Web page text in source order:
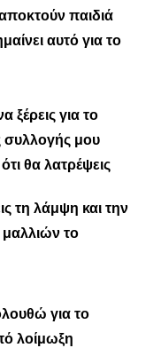
αποκτούν παιδιά
αυτό για το
ξέρεις για το
συλλογής μου
θα λατρέψεις
τη λάμψη και την
μαλλιών το
για το
λοίμωξη